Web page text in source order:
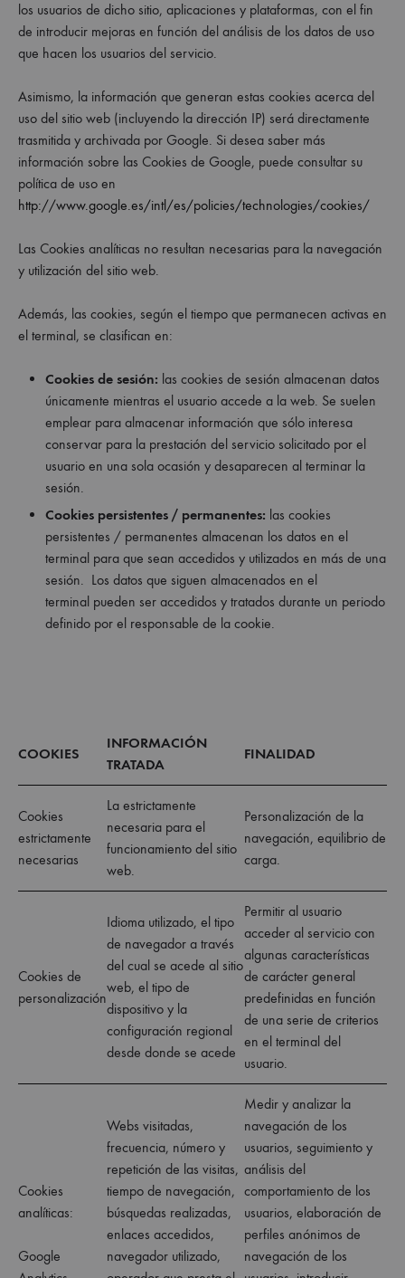
los usuarios de dicho sitio, aplicaciones y plataformas, con el fin
de introducir mejoras en función del análisis de los datos de uso
que hacen los usuarios del servicio.
Asimismo, la información que generan estas cookies acerca del
uso del sitio web (incluyendo la dirección IP) será directamente
trasmitida y archivada por Google. Si desea saber más
información sobre las Cookies de Google, puede consultar su
política de uso en
http://www.google.es/intl/es/policies/technologies/cookies/
Las Cookies analíticas no resultan necesarias para la navegación
y utilización del sitio web.
Además, las cookies, según el tiempo que permanecen activas en
el terminal, se clasifican en:
Cookies de sesión: las cookies de sesión almacenan datos
únicamente mientras el usuario accede a la web. Se suelen
emplear para almacenar información que sólo interesa
conservar para la prestación del servicio solicitado por el
usuario en una sola ocasión y desaparecen al terminar la
sesión.
Cookies persistentes / permanentes: las cookies
persistentes / permanentes almacenan los datos en el
terminal para que sean accedidos y utilizados en más de una
sesión. Los datos que siguen almacenados en el
terminal pueden ser accedidos y tratados durante un periodo
definido por el responsable de la cookie.
COOKIES
INFORMACIÓN
TRATADA
FINALIDAD
Cookies
estrictamente
necesarias
La estrictamente
necesaria para el
funcionamiento del sitio
web.
Personalización de la
navegación, equilibrio de
carga.
Cookies de
personalización
Idioma utilizado, el tipo
de navegador a través
del cual se acede al sitio
web, el tipo de
dispositivo y la
configuración regional
desde donde se acede
Permitir al usuario
acceder al servicio con
algunas características
de carácter general
predefinidas en función
de una serie de criterios
en el terminal del
usuario.
Cookies
analíticas:
Google
Webs visitadas,
frecuencia, número y
repetición de las visitas,
tiempo de navegación,
búsquedas realizadas,
enlaces accedidos,
navegador utilizado,
Medir y analizar la
navegación de los
usuarios, seguimiento y
análisis del
comportamiento de los
usuarios, elaboración de
perfiles anónimos de
navegación de los